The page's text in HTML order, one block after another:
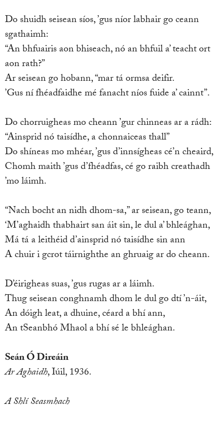
Do shuidh seisean síos, ’gus níor labhair go ceann
sgathaimh:
“An bhfuairis aon bhiseach, nó an bhfuil a’ teacht ort
aon rath?”
Ar seisean go hobann, “mar tá ormsa deifir.
’Gus ní fhéadfaidhe mé fanacht níos fuide a’ cainnt”.
Do chorruigheas mo cheann ’gur chinneas ar a rádh:
“Ainsprid nó taisídhe, a chonnaiceas thall”
Do shíneas mo mhéar, ’gus d’innsígheas cé’n cheaird,
Chomh maith ’gus d’fhéadfas, cé go raibh creathadh
’mo láimh.
“Nach bocht an nidh dhom-sa,” ar seisean, go teann,
‘M’aghaidh thabhairt san áit sin, le dul a’ bhleághan,
Má tá a leithéid d’ainsprid nó taisídhe sin ann
A chuir i gcrot táirnighthe an ghruaig ar do cheann.
D’éirigheas suas, ’gus rugas ar a láimh.
Thug seisean conghnamh dhom le dul go dtí ’n-áit,
An dóigh leat, a dhuine, céard a bhí ann,
An tSeanbhó Mhaol a bhí sé le bhleághan.
Seán Ó Direáin
Ar Aghaidh, Iúil, 1936.
A Shlí Seasmhach